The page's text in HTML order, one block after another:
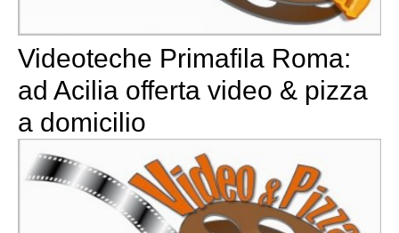
Videoteche Primafila Roma:
ad Acilia offerta video & pizza
a domicilio